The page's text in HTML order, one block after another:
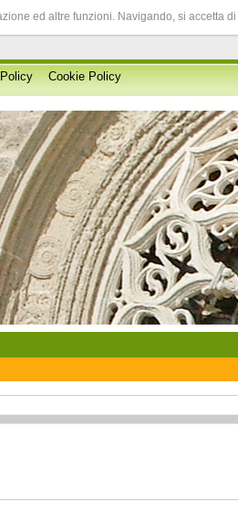
ed altre funzioni. Navigando, si accetta
Cookie Policy